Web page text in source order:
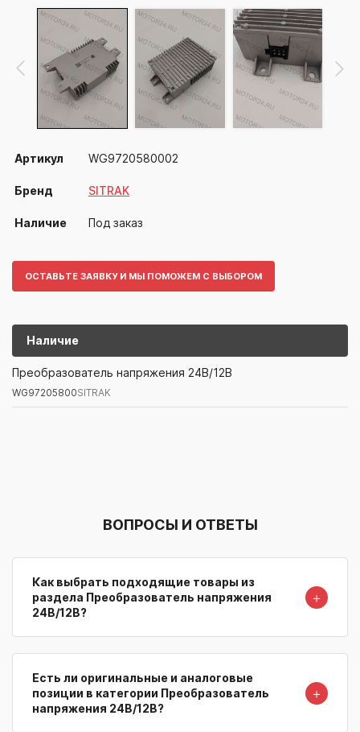
Артикул WG9720580002
Бренд SITRAK
Наличие Под заказ
ОСТАВЬТЕ ЗАЯВКУ И МЫ ПОМОЖЕМ С ВЫБОРОМ
Наличие
Артикул/БрендНаименование
WG97205800SITRAK
Преобразователь напряжения 24В/12В
WG97205800SITRAK
ВОПРОСЫ И ОТВЕТЫ
Как выбрать подходящие товары из
раздела Преобразователь напряжения
24В/12В?
＋
Есть ли оригинальные и аналоговые
позиции в категории Преобразователь
напряжения 24В/12В?
＋